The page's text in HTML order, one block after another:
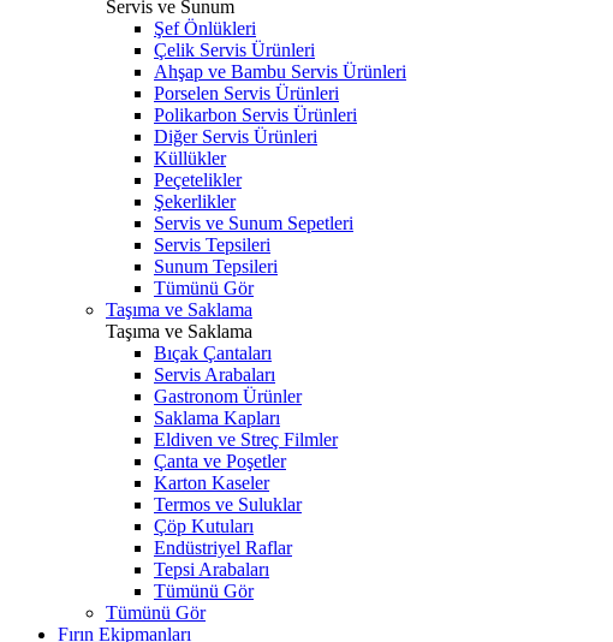
Servis ve Sunum
Şef Önlükleri
Çelik Servis Ürünleri
Ahşap ve Bambu Servis Ürünleri
Porselen Servis Ürünleri
Polikarbon Servis Ürünleri
Diğer Servis Ürünleri
Küllükler
Peçetelikler
Şekerlikler
Servis ve Sunum Sepetleri
Servis Tepsileri
Sunum Tepsileri
Tümünü Gör
Taşıma ve Saklama
Taşıma ve Saklama
Bıçak Çantaları
Servis Arabaları
Gastronom Ürünler
Saklama Kapları
Eldiven ve Streç Filmler
Çanta ve Poşetler
Karton Kaseler
Termos ve Suluklar
Çöp Kutuları
Endüstriyel Raflar
Tepsi Arabaları
Tümünü Gör
Tümünü Gör
Fırın Ekipmanları